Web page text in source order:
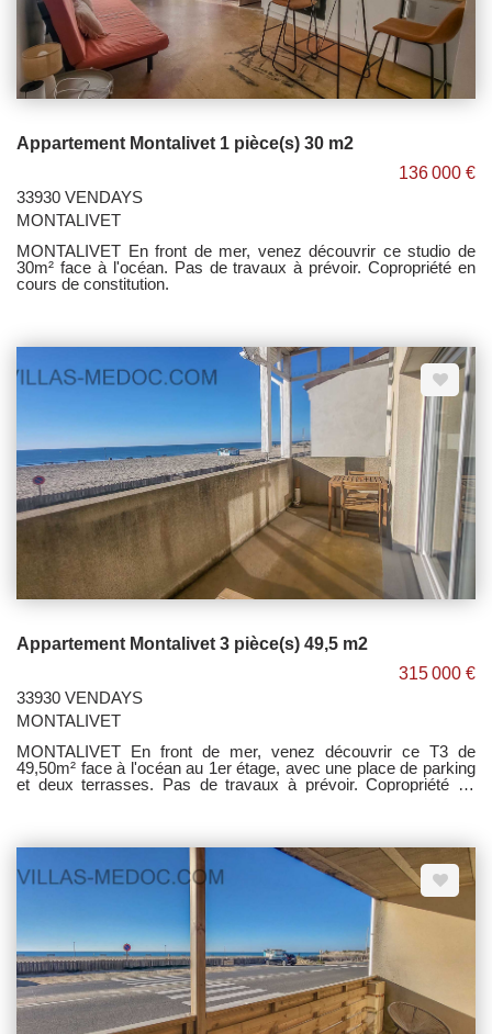
Appartement Montalivet 1 pièce(s) 30 m2
136 000 €
33930 VENDAYS
MONTALIVET
MONTALIVET En front de mer, venez découvrir ce studio de
30m² face à l'océan. Pas de travaux à prévoir. Copropriété en
cours de constitution.
Appartement Montalivet 3 pièce(s) 49,5 m2
315 000 €
33930 VENDAYS
MONTALIVET
MONTALIVET En front de mer, venez découvrir ce T3 de
49,50m² face à l'océan au 1er étage, avec une place de parking
et deux terrasses. Pas de travaux à prévoir. Copropriété en